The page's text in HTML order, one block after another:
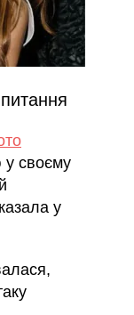
у своєму
у